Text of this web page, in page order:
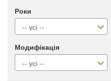
Роки
Модифікація